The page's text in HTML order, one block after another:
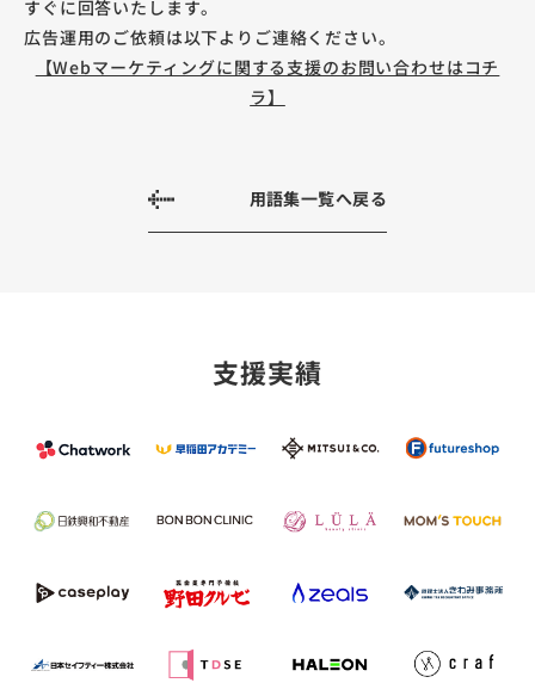
すぐに回答いたします。
広告運用のご依頼は以下よりご連絡ください。
【Webマーケティングに関する支援のお問い合わせはコチ
ラ】
用語集一覧へ戻る
支援実績